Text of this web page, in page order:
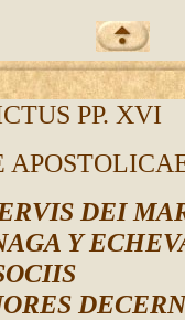
PP. XVI
DEI
Y